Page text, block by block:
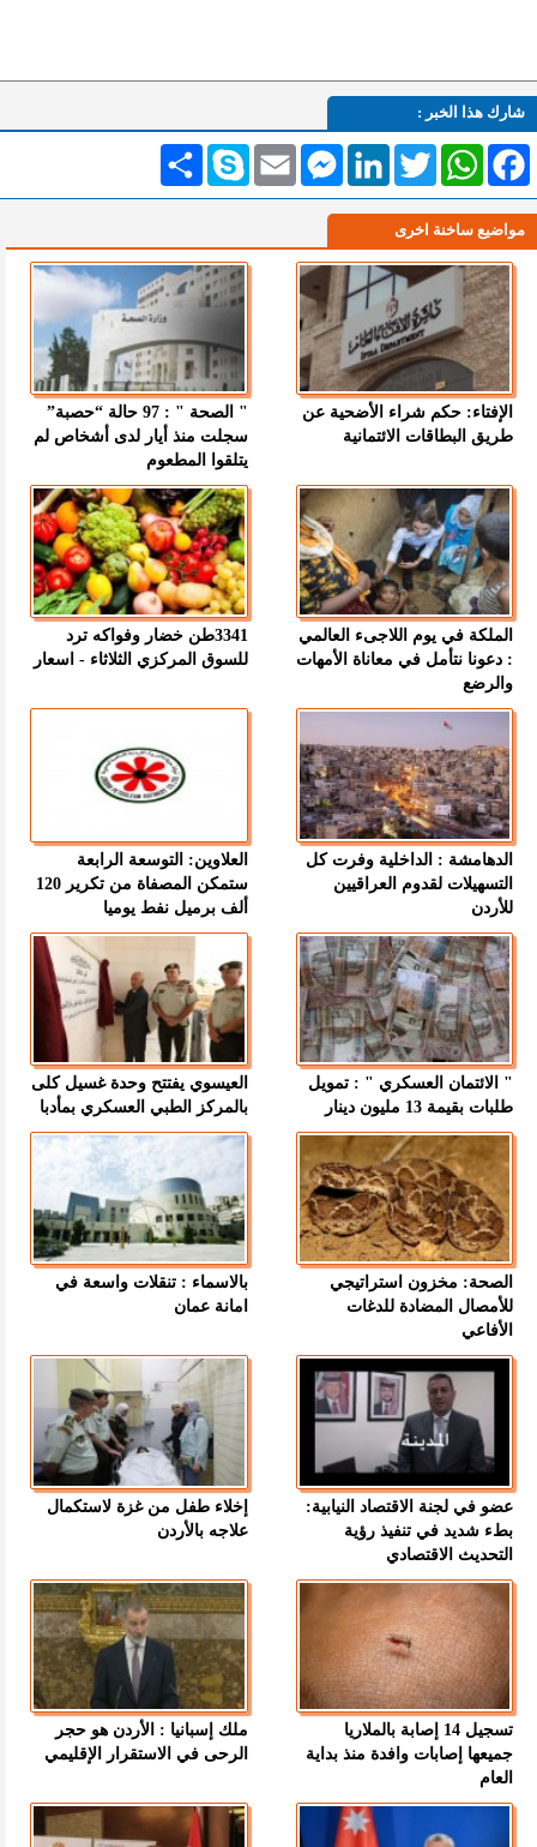
شارك هذا الخبر :
انشر Skype Email
MessengerLinkedInTwitterWhatsAppFacebook
مواضيع ساخنة اخرى
الإفتاء: حكم شراء الأضحية عن
طريق البطاقات الائتمانية
" الصحة " : 97 حالة “حصبة”
سجلت منذ أيار لدى أشخاص لم
يتلقوا المطعوم
الملكة في يوم اللاجىء العالمي
: دعونا نتأمل في معاناة الأمهات
والرضع
3341طن خضار وفواكه ترد
للسوق المركزي الثلاثاء - اسعار
الدهامشة : الداخلية وفرت كل
التسهيلات لقدوم العراقيين
للأردن
العلاوين: التوسعة الرابعة
ستمكن المصفاة من تكرير 120
ألف برميل نفط يوميا
" الائتمان العسكري " : تمويل
طلبات بقيمة 13 مليون دينار
العيسوي يفتتح وحدة غسيل كلى
بالمركز الطبي العسكري بمأدبا
الصحة: مخزون استراتيجي
للأمصال المضادة للدغات
الأفاعي
بالاسماء : تنقلات واسعة في
امانة عمان
عضو في لجنة الاقتصاد النيابية:
بطء شديد في تنفيذ رؤية
التحديث الاقتصادي
إخلاء طفل من غزة لاستكمال
علاجه بالأردن
تسجيل 14 إصابة بالملاريا
جميعها إصابات وافدة منذ بداية
العام
ملك إسبانيا : الأردن هو حجر
الرحى في الاستقرار الإقليمي